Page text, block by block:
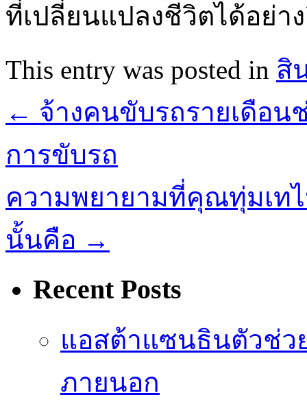
ที่เปลี่ยนแปลงชีวิตได้อย่า
This entry was posted in สิ
← จ้างคนขับรถรายเดือ
การขับรถ
ความพยายามที่คุณทุ่มเทไ
นั้นคือ →
Recent Posts
แอสต้าแซนธินตัวช่ว
ภายนอก